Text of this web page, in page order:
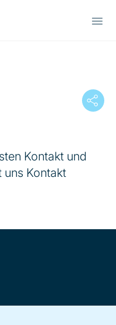
Kontakt und
uns Kontakt